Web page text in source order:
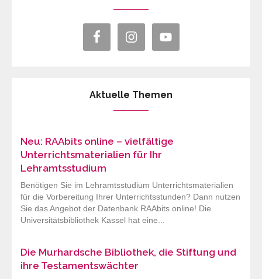
Aktuelle Themen
Neu: RAAbits online – vielfältige
Unterrichtsmaterialien für Ihr
Lehramtsstudium
Benötigen Sie im Lehramtsstudium Unterrichtsmaterialien
für die Vorbereitung Ihrer Unterrichtsstunden? Dann nutzen
Sie das Angebot der Datenbank RAAbits online! Die
Universitätsbibliothek Kassel hat eine...
Die Murhardsche Bibliothek, die Stiftung und
ihre Testamentswächter